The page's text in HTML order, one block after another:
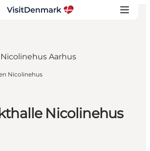
Nicolinehus
Nicolinehus